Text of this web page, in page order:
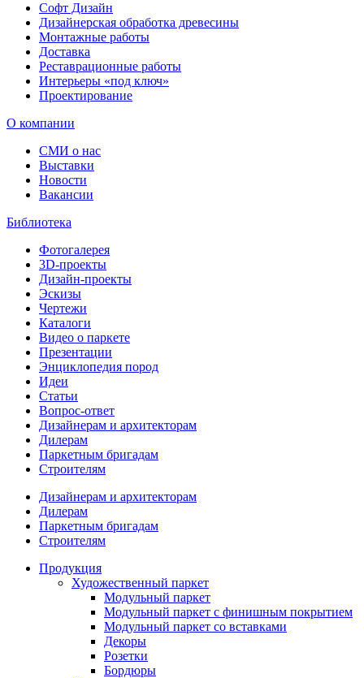
Софт Дизайн
Дизайнерская обработка древесины
Монтажные работы
Доставка
Реставрационные работы
Интерьеры «под ключ»
Проектирование
О компании
СМИ о нас
Выставки
Новости
Вакансии
Библиотека
Фотогалерея
3D-проекты
Дизайн-проекты
Эскизы
Чертежи
Каталоги
Видео о паркете
Презентации
Энциклопедия пород
Идеи
Статьи
Вопрос-ответ
Дизайнерам и архитекторам
Дилерам
Паркетным бригадам
Строителям
Дизайнерам и архитекторам
Дилерам
Паркетным бригадам
Строителям
Продукция
Художественный паркет
Модульный паркет
Модульный паркет с финишным покрытием
Модульный паркет со вставками
Декоры
Розетки
Бордюры